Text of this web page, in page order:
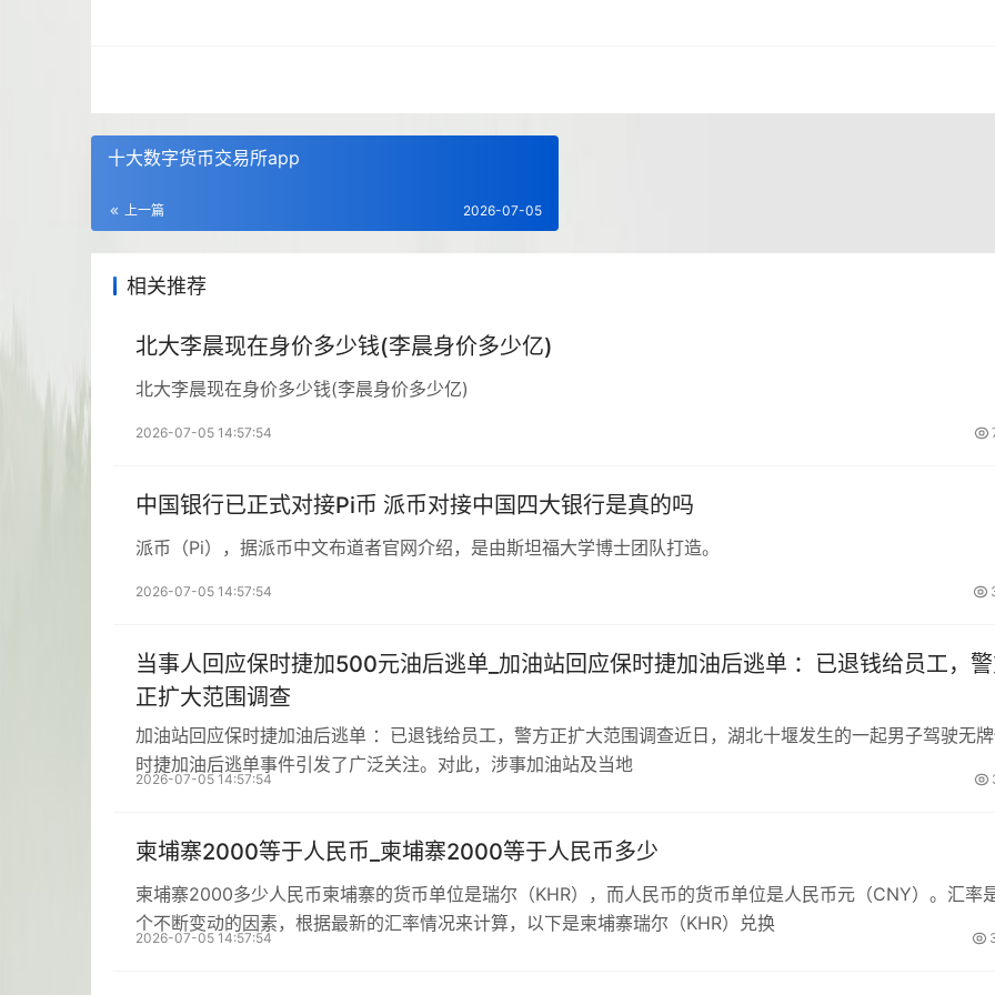
十大数字货币交易所app
上一篇 2026-07-05
相关推荐
北大李晨现在身价多少钱(李晨身价多少亿)
北大李晨现在身价多少钱(李晨身价多少亿)
2026-07-05 14:57:54
中国银行已正式对接Pi币 派币对接中国四大银行是真的吗
派币（Pi），据派币中文布道者官网介绍，是由斯坦福大学博士团队打造。
2026-07-05 14:57:54
当事人回应保时捷加500元油后逃单_加油站回应保时捷加油后逃单 ：已退钱给员工，
正扩大范围调查
加油站回应保时捷加油后逃单 ：已退钱给员工，警方正扩大范围调查近日，湖北十堰发生的一起男子驾驶无
时捷加油后逃单事件引发了广泛关注。对此，涉事加油站及当地
2026-07-05 14:57:54
柬埔寨2000等于人民币_柬埔寨2000等于人民币多少
柬埔寨2000多少人民币柬埔寨的货币单位是瑞尔（KHR），而人民币的货币单位是人民币元（CNY）。汇率
个不断变动的因素，根据最新的汇率情况来计算，以下是柬埔寨瑞尔（KHR）兑换
2026-07-05 14:57:54